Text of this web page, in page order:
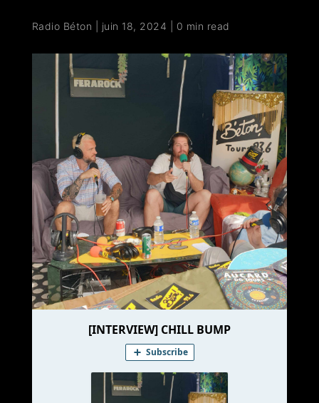
Radio Béton juin 18, 2024 0 min read